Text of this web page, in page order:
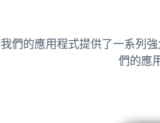
我們的應用程式提供了一系列
們的應